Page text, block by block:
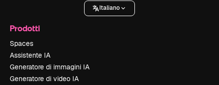
Italiano
Prodotti
Spaces
Assistente IA
Generatore di immagini IA
Generatore di video IA